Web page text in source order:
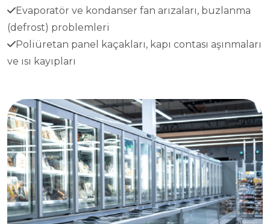
Evaporatör ve kondanser fan arızaları, buzlanma
(defrost) problemleri
Poliüretan panel kaçakları, kapı contası aşınmaları
ve ısı kayıpları